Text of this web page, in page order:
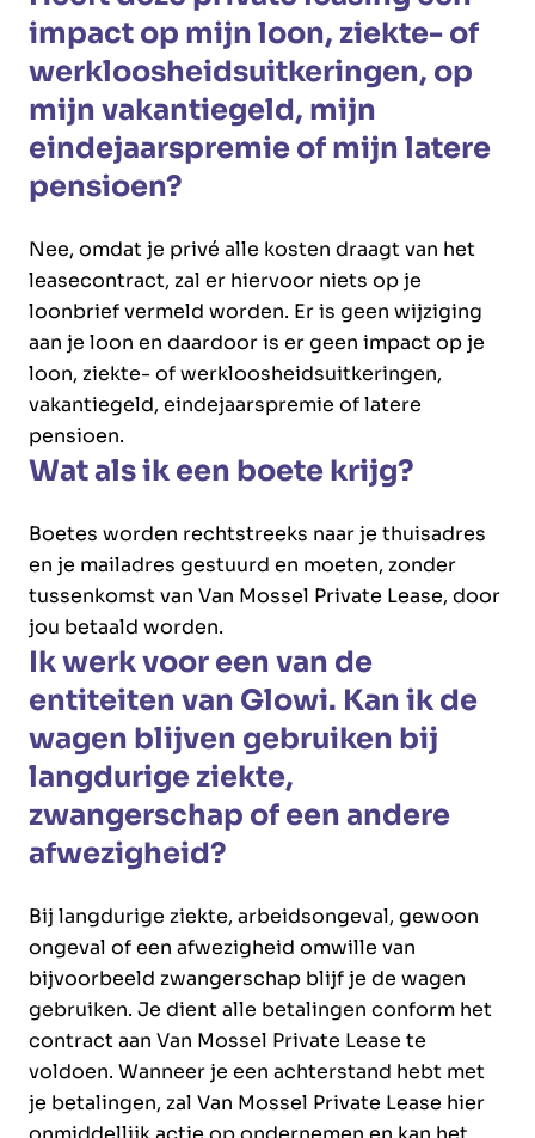
impact op mijn loon, ziekte- of
werkloosheidsuitkeringen, op
mijn vakantiegeld, mijn
eindejaarspremie of mijn latere
pensioen?
Nee, omdat je privé alle kosten draagt van het
leasecontract, zal er hiervoor niets op je
loonbrief vermeld worden. Er is geen wijziging
aan je loon en daardoor is er geen impact op je
loon, ziekte- of werkloosheidsuitkeringen,
vakantiegeld, eindejaarspremie of latere
pensioen.
Wat als ik een boete krijg?
Boetes worden rechtstreeks naar je thuisadres
en je mailadres gestuurd en moeten, zonder
tussenkomst van Van Mossel Private Lease, door
jou betaald worden.
Ik werk voor een van de
entiteiten van Glowi. Kan ik de
wagen blijven gebruiken bij
langdurige ziekte,
zwangerschap of een andere
afwezigheid?
Bij langdurige ziekte, arbeidsongeval, gewoon
ongeval of een afwezigheid omwille van
bijvoorbeeld zwangerschap blijf je de wagen
gebruiken. Je dient alle betalingen conform het
contract aan Van Mossel Private Lease te
voldoen. Wanneer je een achterstand hebt met
je betalingen, zal Van Mossel Private Lease hier